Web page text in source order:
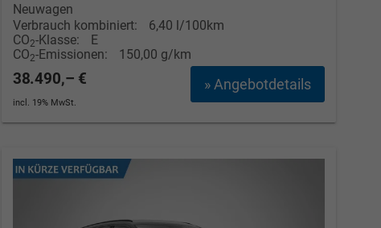
Neuwagen
Verbrauch kombiniert:
6,40 l/100km
CO2-Klasse:
E
CO2-Emissionen: 150,00 g/km
» Angebotdetails
38.490,– €
incl. 19% MwSt.
Verkauf
Tel. 04181/2176-27